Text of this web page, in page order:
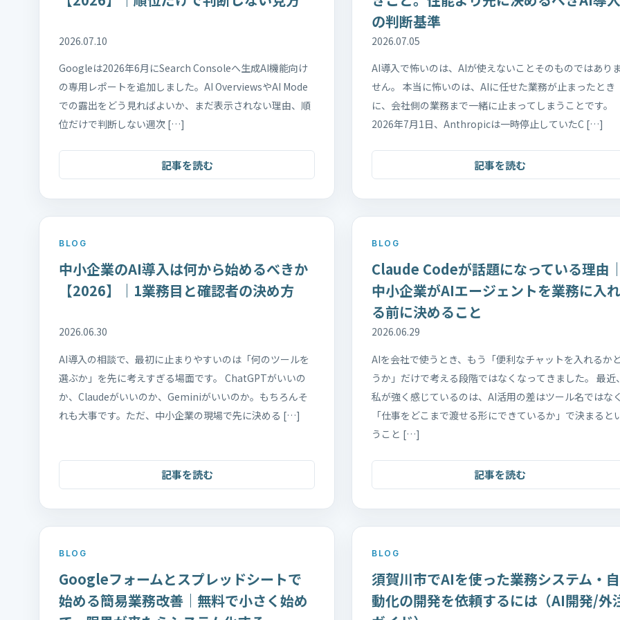
2026.07.10
Googleは2026年6月にSearch Consoleへ生成AI機能向け
の専用レポートを追加しました。AI OverviewsやAI Mode
での露出をどう見ればよいか、まだ表示されない理由、順
位だけで判断しない週次 […]
記事を読む
の判断基準
2026.07.05
AI導入で怖いのは、AIが使えないことそのものではありま
せん。 本当に怖いのは、AIに任せた業務が止まったとき
に、会社側の業務まで一緒に止まってしまうことです。
2026年7月1日、Anthropicは一時停止していたC […]
記事を読む
BLOG
中小企業のAI導入は何から始めるべきか
【2026】｜1業務目と確認者の決め方
2026.06.30
AI導入の相談で、最初に止まりやすいのは「何のツールを
選ぶか」を先に考えすぎる場面です。 ChatGPTがいいの
か、Claudeがいいのか、Geminiがいいのか。もちろんそ
れも大事です。ただ、中小企業の現場で先に決める […]
記事を読む
BLOG
Claude Codeが話題になっている理由｜
中小企業がAIエージェントを業務に入れ
る前に決めること
2026.06.29
AIを会社で使うとき、もう「便利なチャットを入れるか
うか」だけで考える段階ではなくなってきました。 最近、
私が強く感じているのは、AI活用の差はツール名ではなく
「仕事をどこまで渡せる形にできているか」で決まると
うこと […]
記事を読む
BLOG
Googleフォームとスプレッドシートで
始める簡易業務改善｜無料で小さく始め
BLOG
須賀川市でAIを使った業務システム・自
動化の開発を依頼するには（AI開発/外